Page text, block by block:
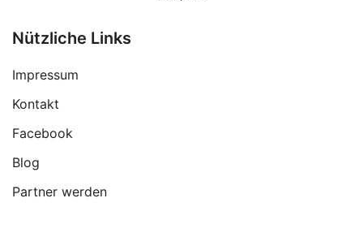
Nützliche Links
Impressum
Kontakt
Facebook
Blog
Partner werden